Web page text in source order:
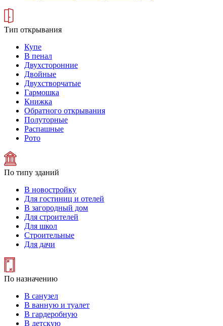
Тип открывания
Купе
В пенал
Двухсторонние
Двойные
Двухстворчатые
Гармошка
Книжка
Обратного открывания
Полуторные
Распашные
Рото
По типу зданий
В новостройку
Для гостиниц и отелей
В загородный дом
Для строителей
Для школ
Строительные
Для дачи
По назначению
В санузел
В ванную и туалет
В гардеробную
В детскую